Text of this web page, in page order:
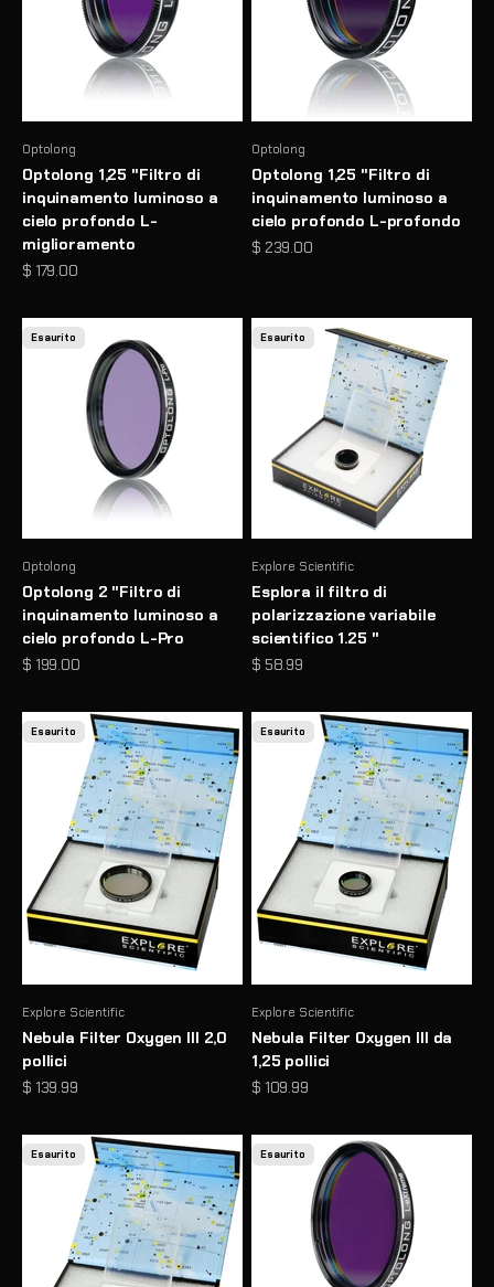
Optolong
Optolong 1,25 "Filtro di
inquinamento luminoso a
cielo profondo L-
miglioramento
Prezzo scontato
$ 179.00
Optolong
Optolong 1,25 "Filtro di
inquinamento luminoso a
cielo profondo L-profondo
Prezzo scontato
$ 239.00
Esaurito
Optolong
Optolong 2 "Filtro di
inquinamento luminoso a
cielo profondo L-Pro
Prezzo scontato
$ 199.00
Esaurito
Explore Scientific
Esplora il filtro di
polarizzazione variabile
scientifico 1.25 "
Prezzo scontato
$ 58.99
Esaurito
Explore Scientific
Nebula Filter Oxygen III 2,0
pollici
Prezzo scontato
$ 139.99
Esaurito
Explore Scientific
Nebula Filter Oxygen III da
1,25 pollici
Prezzo scontato
$ 109.99
Esaurito Esaurito